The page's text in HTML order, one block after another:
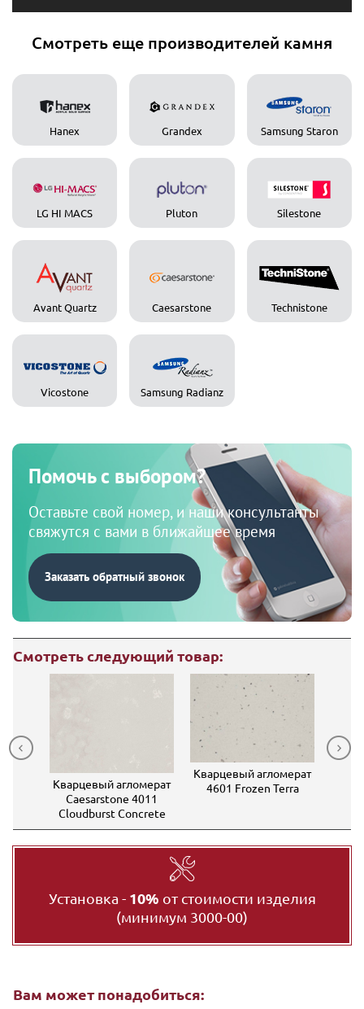
Смотреть еще производителей камня
Hanex Grandex Samsung Staron
LG HI MACS Pluton Silestone
Avant Quartz Caesarstone Technistone
Vicostone Samsung Radianz
Помочь с выбором?
Оставьте свой номер, и наши консультанты
свяжутся с вами в ближайшее время
Заказать обратный звонок
Смотреть следующий товар:
Кварцевый агломерат
Caesarstone 4011
Cloudburst Concrete
Кварцевый агломерат
4601 Frozen Terra
Установка - 10% от стоимости изделия
(минимум 3000-00)
Вам может понадобиться: